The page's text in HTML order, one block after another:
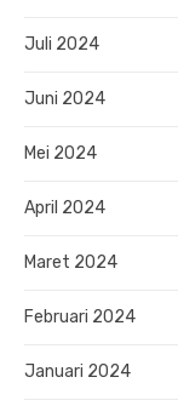
Juli 2024
Juni 2024
Mei 2024
April 2024
Maret 2024
Februari 2024
Januari 2024